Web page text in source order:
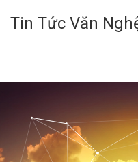
Tin Tức Văn